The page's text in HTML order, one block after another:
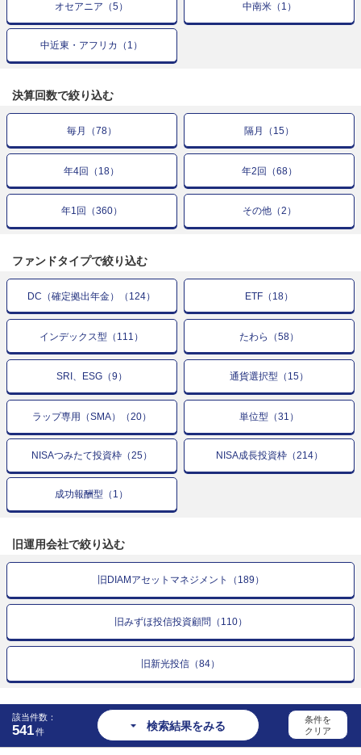
オセアニア （5） 中南米（ 1 ）
中近東・アフリカ （ 1 ）
決算回数で絞り込む
毎月 （78） 隔月 （ 15）
年4回 （ 18） 年2回 （68）
年1回 （360） その他（2 ）
ファンドタイプで絞り込む
DC（確定拠出年金） （ 124） ETF （ 18）
インデックス型 （ 111 ） たわら （58）
SRI、ESG（9 ） 通貨選択型 （ 15）
ラップ専用（SMA） （20） 単位型 （31 ）
NISAつみたて投資枠（25） NISA成長投資枠（214）
成功報酬型 （ 1 ）
旧運用会社で絞り込む
旧DIAMアセットマネジメント （ 189 ）
旧みずほ投信投資顧問 （ 110）
旧新光投信 （84）
該当件数：
541件 検索結果をみる
条件を
クリア